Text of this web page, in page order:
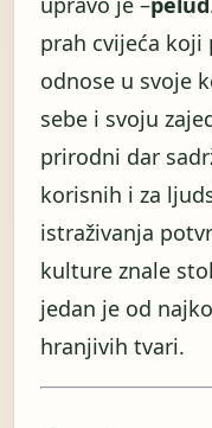
prah cvijeća
odnose u svoje
sebe i svoju
prirodni dar
korisnih i za
istraživanja
kulture znale
jedan je od
hranjivih tvari.